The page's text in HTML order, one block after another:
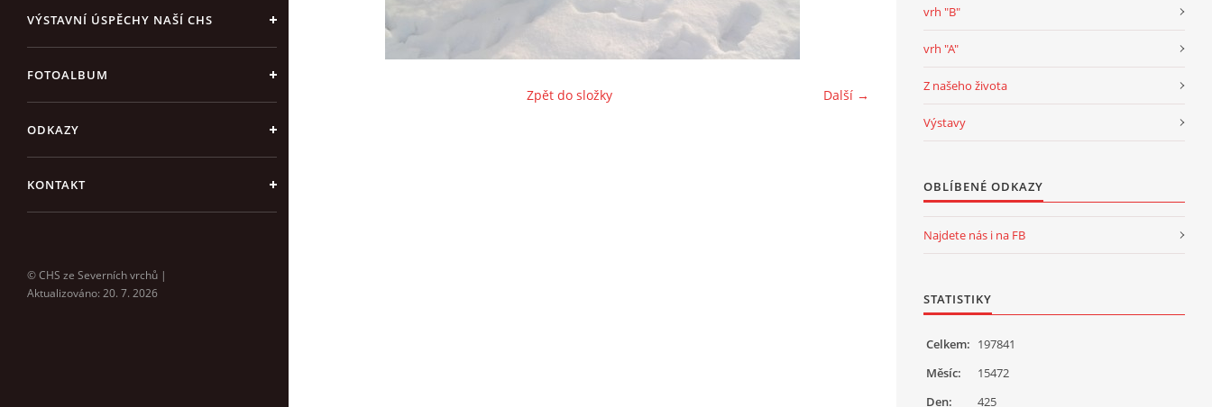
VÝSTAVNÍ ÚSPĚCHY NAŠÍ CHS
FOTOALBUM
ODKAZY
KONTAKT
© CHS ze Severních vrchů |
Aktualizováno: 20. 7. 2026
Další →
Zpět do složky
vrh "B"
vrh "A"
Z našeho života
Výstavy
OBLÍBENÉ ODKAZY
Najdete nás i na FB
STATISTIKY
Celkem: 197841
Měsíc:
15472
Den:
425